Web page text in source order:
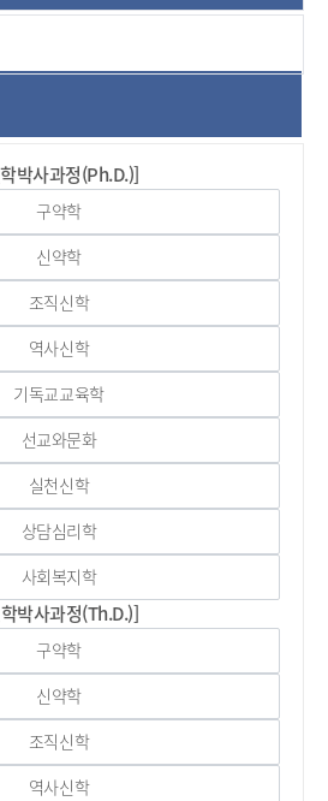
박사과정(Ph.D.)]
구약학
신약학
조직신학
역사신학
기독교교육학
선교와문화
실천신학
상담심리학
사회복지학
박사과정(Th.D.)]
구약학
신약학
조직신학
역사신학